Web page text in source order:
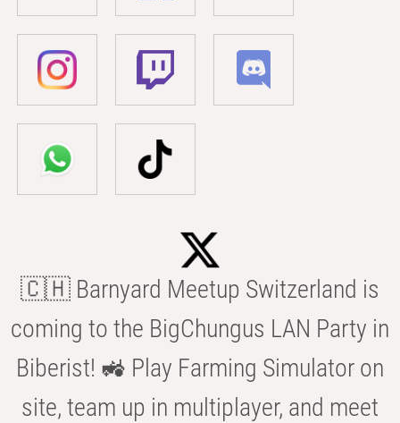
🇨🇭 Barnyard Meetup Switzerland is
coming to the BigChungus LAN Party in
Biberist! 🚜 Play Farming Simulator on
site, team up in multiplayer, and meet